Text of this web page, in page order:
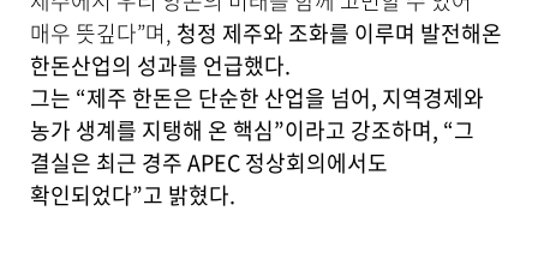
매우 뜻깊다”며, 청정 제주와 조화를 이루며 발전해온
한돈산업의 성과를 언급했다.
그는 “제주 한돈은 단순한 산업을 넘어, 지역경제와
농가 생계를 지탱해 온 핵심”이라고 강조하며, “그
결실은 최근 경주 APEC 정상회의에서도
확인되었다”고 밝혔다.